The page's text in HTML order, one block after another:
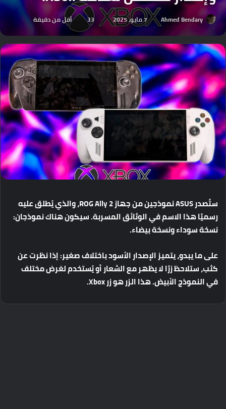
Ahmed Bendary 7 مايو، 2025 33 أقل من دقيقة
ستُصدر نموذجينمنجهاز ،والذييُطلقعليه
رسميًاهذاالاسمفيالوثائقالمسربة.سيكونهناكنموذجان:
نسخةسوداءونسخةبيضاء.
علىمايبدو،يتميزالإصدارالأسودباختلافصغير:إذانظرتعن
كثب،ستلاحظزرًالايظهرمعالشعارأويُستخدملغرضمختلف
فيالنموذجالأبيض.هذاالزرهوزر